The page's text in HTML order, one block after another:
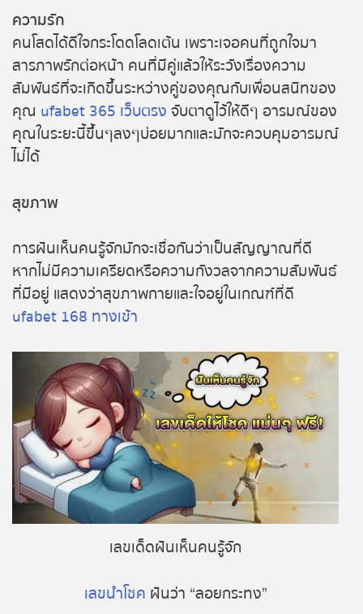
หวยหุ้นฮั่งเส็ง เช้า
หวยหุ้นฮั่งเส็ง บ่าย
หวยหุ้นจีน เช้า
หวยหุ้นสิงคโปร์
หวยหุ้นอิยิป
หวยหุ้นเยอรมัน
หวยหุ้นอังกฤษ
หวยหุ้นรัสเซีย
หวยหุ้นอินเดีย
ความรัก
คนโสดได้ดีใจกระโดดโลดเต้น เพราะเจอคนที่ถูกใจมา
สารภาพรักต่อหน้า คนที่มีคู่แล้วให้ระวังเรื่องความ
สัมพันธ์ที่จะเกิดขึ้นระหว่างคู่ของคุณกับเพื่อนสนิทของ
คุณ ufabet 365 เว็บตรง จับตาดูไว้ให้ดีๆ อารมณ์ของ
คุณในระยะนี้ขึ้นๆลงๆบ่อยมากและมักจะควบคุมอารมณ์
ไม่ได้
สุขภาพ
การฝันเห็นคนรู้จักมักจะเชื่อกันว่าเป็นสัญญาณที่ดี
หากไม่มีความเครียดหรือความกังวลจากความสัมพันธ์
ที่มีอยู่ แสดงว่าสุขภาพกายและใจอยู่ในเกณฑ์ที่ดี
ufabet 168 ทางเข้า
เลขเด็ดฝันเห็นคนรู้จัก
เลขนำโชค ฝันว่า “ลอยกระทง”